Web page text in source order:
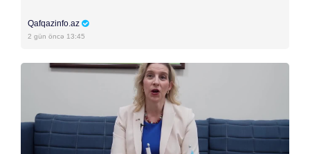
Qafqazinfo.az
2 gün öncə 13:45